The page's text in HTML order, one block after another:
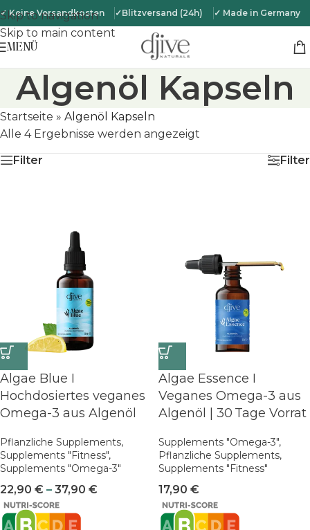
Skip to navigation
Skip to main content
✓ Keine Versandkosten ✓Blitzversand (24h) ✓ Made in Germany
MENÜ
Algenöl Kapseln
Startseite » Algenöl Kapseln
Alle 4 Ergebnisse werden angezeigt
Filter
Filter
Algae Blue I
Hochdosiertes veganes
Omega-3 aus Algenöl
Pflanzliche Supplements,
Supplements "Fitness",
Supplements "Omega-3"
22,90 € – 37,90 €
Algae Essence I
Veganes Omega-3 aus
Algenöl | 30 Tage Vorrat
Supplements "Omega-3",
Pflanzliche Supplements,
Supplements "Fitness"
17,90 €